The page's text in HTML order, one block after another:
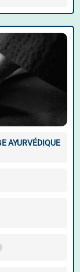
AYURVÉDIQUE